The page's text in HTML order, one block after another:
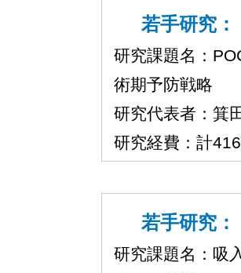
若手研究：
研究課題名：
術期予防戦略
研究代表者：箕
研究経費：計
若手研究：
研究課題名：吸